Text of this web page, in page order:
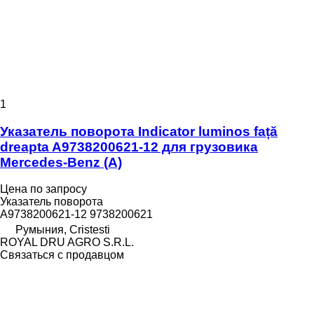
1
Указатель поворота Indicator luminos față
dreapta A9738200621-12 для грузовика
Mercedes-Benz (A)
Цена по запросу
Указатель поворота
A9738200621-12 9738200621
Румыния, Cristesti
ROYAL DRU AGRO S.R.L.
Связаться с продавцом